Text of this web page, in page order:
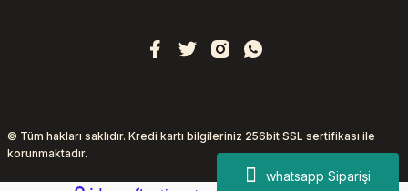
whatsapp Siparişi
© Tüm hakları saklıdır. Kredi kartı bilgileriniz 256bit SSL sertifikası ile
korunmaktadır.